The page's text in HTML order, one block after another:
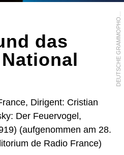
D
O
/
Z
das
Dirigent: Cristian
Der Feuervogel,
(aufgenommen am 28.
de Radio France)